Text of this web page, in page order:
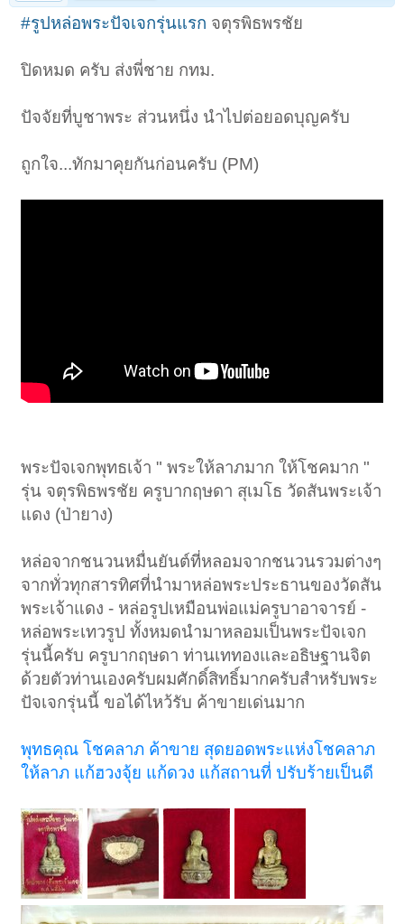
#รูปหล่อพระปัจเจกรุ่นแรก จตุรพิธพรชัย
ปิดหมด ครับ ส่งพี่ชาย กทม.
ปัจจัยที่บูชาพระ ส่วนหนึ่ง นำไปต่อยอดบุญครับ
ถูกใจ...ทักมาคุยกันก่อนครับ (PM)
พระปัจเจกพุทธเจ้า " พระให้ลาภมาก ให้โชคมาก "
รุ่น จตุรพิธพรชัย ครูบากฤษดา สุเมโธ วัดสันพระเจ้า
แดง (ป่ายาง)
หล่อจากชนวนหมื่นยันต์ที่หลอมจากชนวนรวมต่างๆ
จากทั่วทุกสารทิศที่นำมาหล่อพระประธานของวัดสัน
พระเจ้าแดง - หล่อรูปเหมือนพ่อแม่ครูบาอาจารย์ -
หล่อพระเทวรูป ทั้งหมดนำมาหลอมเป็นพระปัจเจก
รุ่นนี้ครับ ครูบากฤษดา ท่านเททองและอธิษฐานจิต
ด้วยตัวท่านเองครับผมศักดิ์สิทธิ์มากครับสำหรับพระ
ปัจเจกรุ่นนี้ ขอได้ไหว้รับ ค้าขายเด่นมาก
พุทธคุณ โชคลาภ ค้าขาย สุดยอดพระแห่งโชคลาภ
ให้ลาภ แก้ฮวงจุ้ย แก้ดวง แก้สถานที่ ปรับร้ายเป็นดี